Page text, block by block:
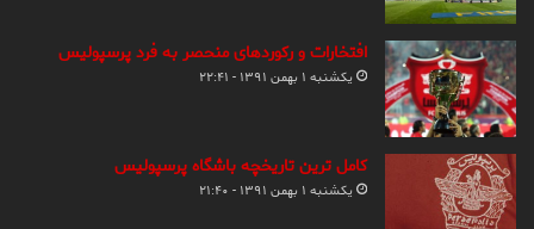
افتخارات و رکوردهای منحصر به فرد پرسپولیس
یکشنبه ۱ بهمن ۱۳۹۱ - ۲۲:۴۱
کامل ترین تاریخچه باشگاه پرسپولیس
یکشنبه ۱ بهمن ۱۳۹۱ - ۲۱:۴۰